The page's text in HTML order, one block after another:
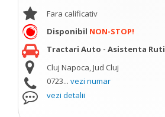
Fara calificativ
Disponibil NON-STOP!
Tractari Auto - Asistenta
Cluj Napoca, Jud Cluj
0723... vezi numar
vezi detalii